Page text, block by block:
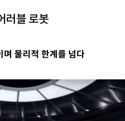
러블 로봇
며 물리적 한계를 넘다